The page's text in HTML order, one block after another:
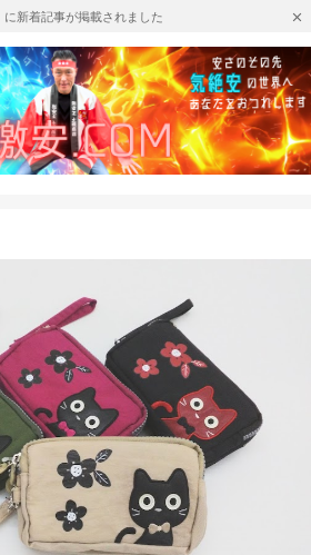
新着記事が掲載されました